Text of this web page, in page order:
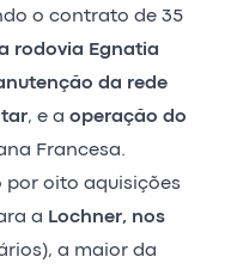
o contrato de 35
rodovia Egnatia
da rede
, e a operação do
Francesa.
oito aquisições
a Lochner, nos
a maior da